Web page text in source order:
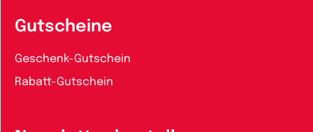
Gutscheine
Geschenk-Gutschein
Rabatt-Gutschein